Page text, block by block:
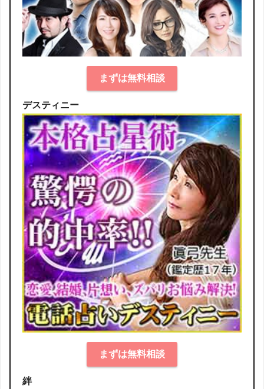
まずは無料相談
デスティニー
まずは無料相談
絆